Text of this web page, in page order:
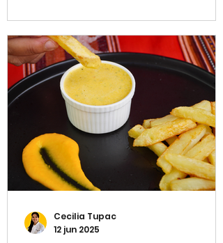
Cecilia Tupac
12 jun 2025